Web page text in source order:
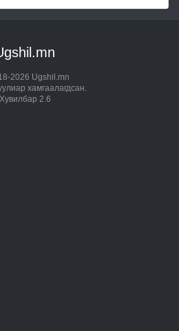
2026 Ugshil.mn
хамгаалагдсан.
Хувилбар 2.6